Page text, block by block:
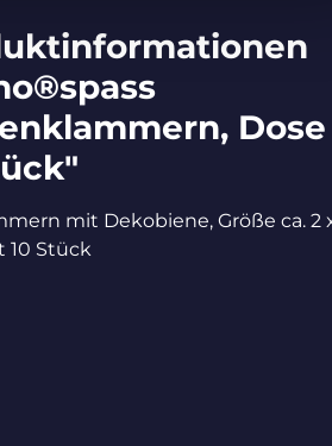
mit Dekobiene, Größe ca. 2
10 Stück